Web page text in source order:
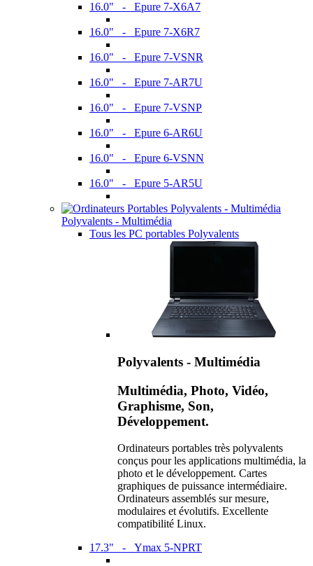
16.0" - Epure 7-X6A7
16.0" - Epure 7-X6R7
16.0" - Epure 7-VSNR
16.0" - Epure 7-AR7U
16.0" - Epure 7-VSNP
16.0" - Epure 6-AR6U
16.0" - Epure 6-VSNN
16.0" - Epure 5-AR5U
Polyvalents - Multimédia
Tous les PC portables Polyvalents
Polyvalents - Multimédia
Multimédia, Photo, Vidéo,
Graphisme, Son,
Développement.
Ordinateurs portables très polyvalents
conçus pour les applications multimédia, la
photo et le développement. Cartes
graphiques de puissance intermédiaire.
Ordinateurs assemblés sur mesure,
modulaires et évolutifs. Excellente
compatibilité Linux.
17.3" - Ymax 5-NPRT